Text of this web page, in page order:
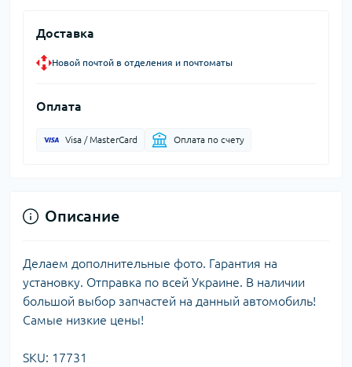
Доставка
Новой почтой в отделения и почтоматы
Оплата
Visa / MasterCard Оплата по счету
Описание
Делаем дополнительные фото. Гарантия на
установку. Отправка по всей Украине. В наличии
большой выбор запчастей на данный автомобиль!
Самые низкие цены!
SKU: 17731